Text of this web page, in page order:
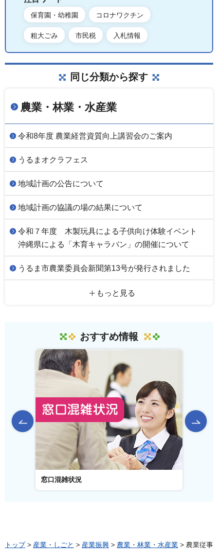
保育園・幼稚園 コロナワクチン
粗大ごみ 市民税 入札情報
同じ分類から探す
農業・林業・水産業
令和8年度 農業経営資質向上講習会のご案内
うるまオクラフェス
地域計画の公告について
地域計画の協議の場の結果について
令和７年度 木製玩具による子供向け体験イベント
沖縄県による「木育キャラバン」の開催について
うるま市農業委員会新聞第13号が発行されました
もっと見る
おすすめ情報
前のスライドを表示
窓口混雑状況
トップ> 産業・しごと > 産業振興 > 農業・林業・水産業 > 農業従事